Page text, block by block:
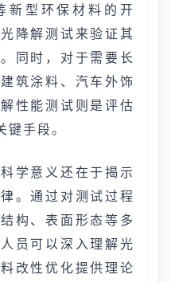
新型环保材料的开
降解测试来验证其
同时，对于需要长
筑涂料、汽车外饰
性能测试则是评估
手段。
学意义还在于揭示
。通过对测试过程
构、表面形态等多
员可以深入理解光
改性优化提供理论